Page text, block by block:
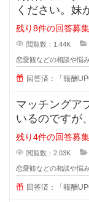
ください。妹
のですが私も
残り8件の回答募集
閲覧数：1.44K
恋愛観などの相談や悩
回答済：「報酬
マッチングア
いるのですが
ません
残り4件の回答募集
閲覧数：2.03K
恋愛観などの相談や悩
回答済：「報酬